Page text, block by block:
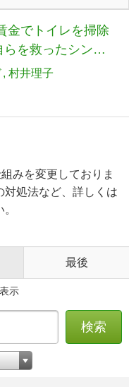
金でトイレを掃除
らを救ったシング
村井理子
みを変更しておりま
処法など、詳しくは
最後
示
検索